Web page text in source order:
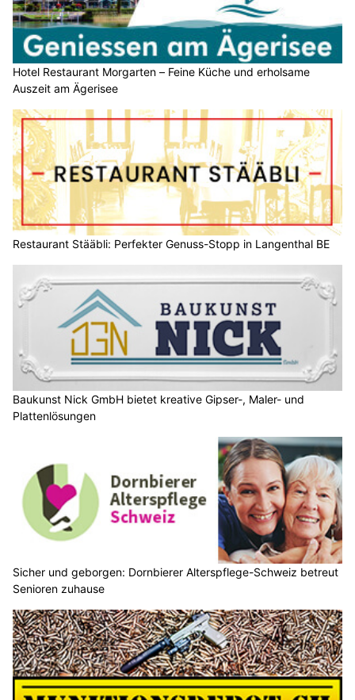
Hotel Restaurant Morgarten – Feine Küche und erholsame
Auszeit am Ägerisee
Restaurant Stääbli: Perfekter Genuss-Stopp in Langenthal BE
Baukunst Nick GmbH bietet kreative Gipser-, Maler- und
Plattenlösungen
Sicher und geborgen: Dornbierer Alterspflege-Schweiz betreut
Senioren zuhause